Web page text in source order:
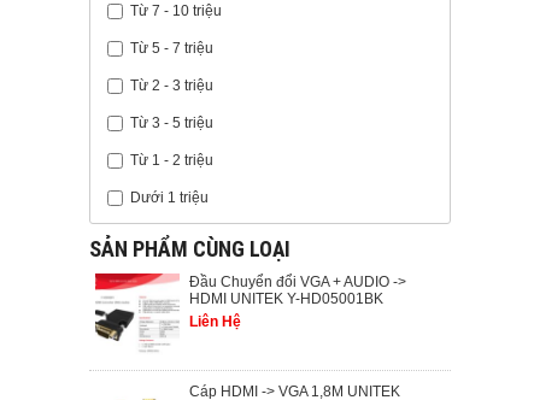
Từ 7 - 10 triệu
Từ 5 - 7 triệu
Từ 2 - 3 triệu
Từ 3 - 5 triệu
Từ 1 - 2 triệu
Dưới 1 triệu
SẢN PHẨM CÙNG LOẠI
Đầu Chuyển đổi VGA + AUDIO ->
HDMI UNITEK Y-HD05001BK
Liên Hệ
Cáp HDMI -> VGA 1,8M UNITEK